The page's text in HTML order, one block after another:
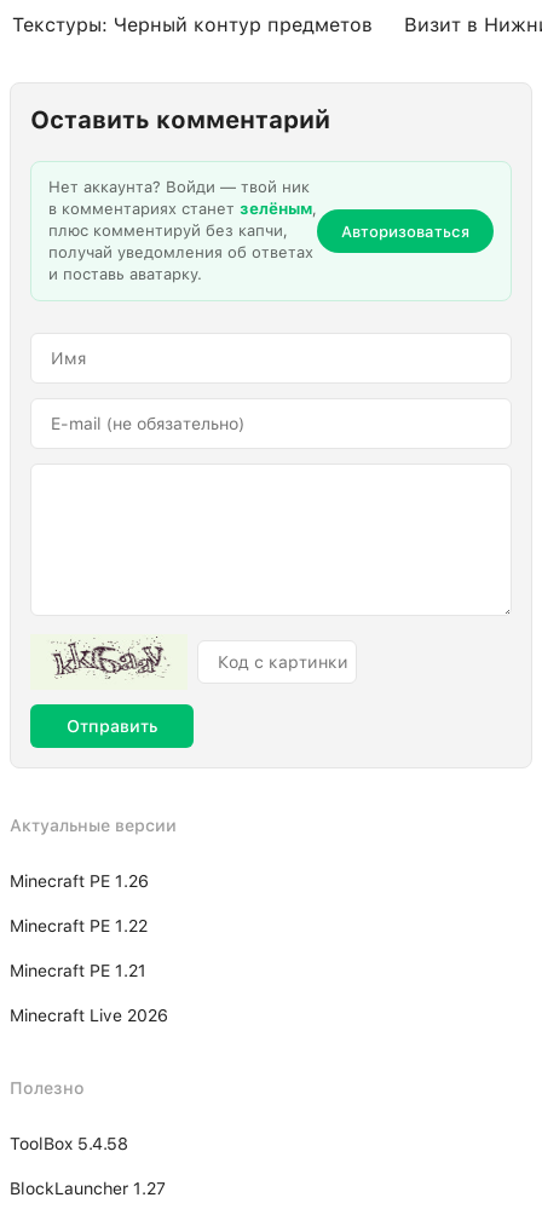
Текстуры: Черный контур предметов Визит в
Оставить комментарий
Нет аккаунта? Войди — твой ник
в комментариях станет зелёным,
плюс комментируй без капчи,
получай уведомления об ответах
и поставь аватарку.
Авторизоваться
Отправить
Актуальные версии
Minecraft PE 1.26
Minecraft PE 1.22
Minecraft PE 1.21
Minecraft Live 2026
Полезно
ToolBox 5.4.58
BlockLauncher 1.27